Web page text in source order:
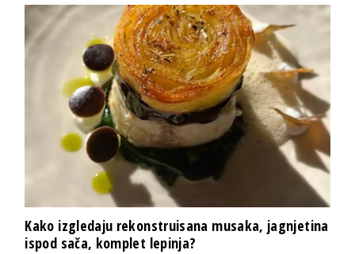
Kako izgledaju rekonstruisana musaka, jagnjetina
ispod sača, komplet lepinja?